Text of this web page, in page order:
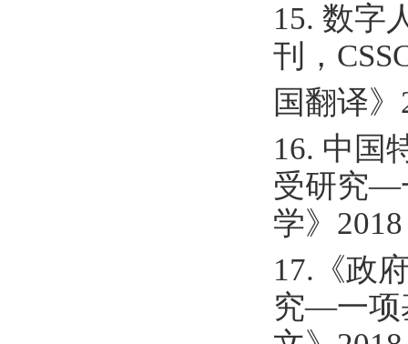
15. 数字
刊，
国翻译
16. 中国
受研究—
学》
17.《政
究—一项